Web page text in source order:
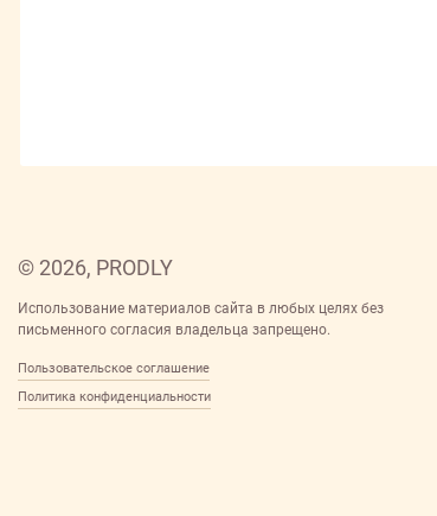
© 2026, PRODLY
Использование материалов сайта в любых целях без
письменного согласия владельца запрещено.
Пользовательское соглашение
Политика конфиденциальности